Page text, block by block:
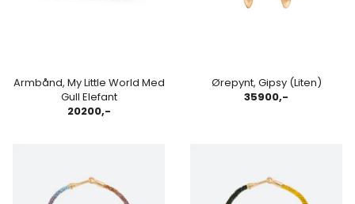
Armbånd, My Little World Med
Gull Elefant
20200,-
Ørepynt, Gipsy (Liten)
35900,-